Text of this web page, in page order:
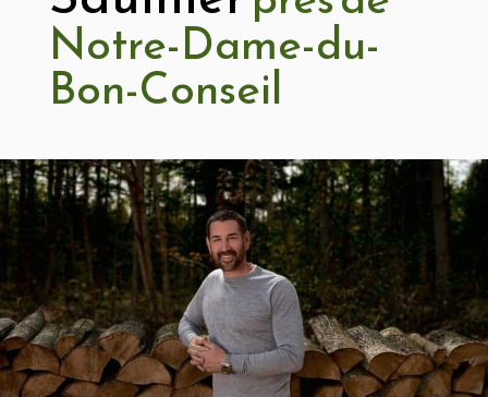
Notre-Dame-du-
Bon-Conseil